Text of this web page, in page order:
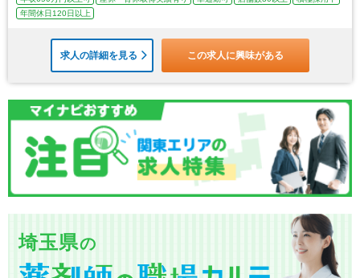
年間休日120日以上
求人の詳細を見る この求人に興味がある
埼玉県の